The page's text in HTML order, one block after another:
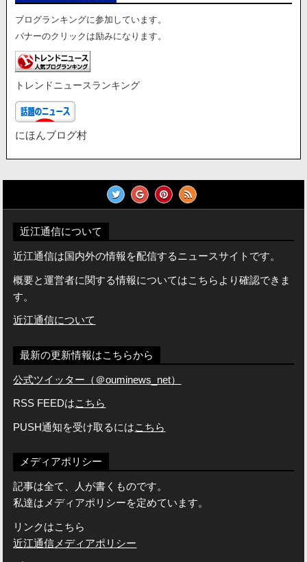
ブログランキングに参加しています。
バナーのクリックは励みになります。
トレンドニュースランキング
にほんブログ村
近江通信について
近江通信は国内外の情報を配信するニュースサイトです。
概要と運営者に関する情報についてはこちらより確認できま
す。
近江通信について
最新の更新情報はこちらから
公式ツイッター（＠ouminews_net）
RSS FEEDはこちら
PUSH通知を受け取るにはこちら
メディアポリシー
記事は全て、人が書くものです。
私達はメディアポリシーを定めています。
リンクはこちら
近江通信メディアポリシー